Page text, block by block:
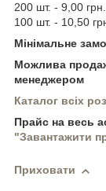
200 шт. - 9,00 грн.
100 шт. - 10,50
Мінімальне
Можлива
менеджером
Каталог всіх
Прайс на весь
"Завантажити
Приховати